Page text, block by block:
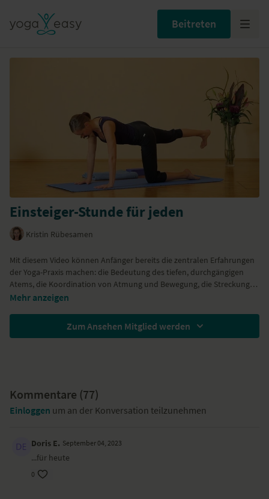
Beitreten
Einsteiger-Stunde für jeden
Kristin Rübesamen
Mit diesem Video können Anfänger bereits die zentralen Erfahrungen
der Yoga-Praxis machen: die Bedeutung des tiefen, durchgängigen
Atems, die Koordination von Atmung und Bewegung, die Streckung
der Wirbelsäule, Dehnung der Glieder. Der Stoffwechsel wird sanft in
Mehr anzeigen
Zum Ansehen Mitglied werden
Kommentare (77)
Einloggen um an der Konversation teilzunehmen
Doris E. September 04, 2023
...für heute
0